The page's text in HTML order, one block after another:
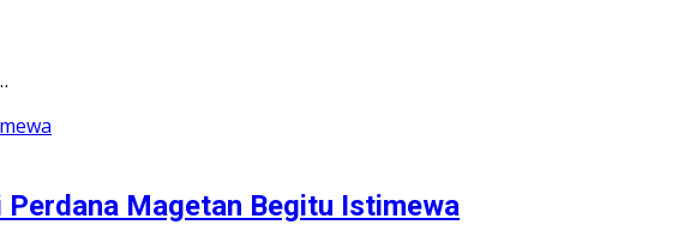
Magetan Begitu Istimewa